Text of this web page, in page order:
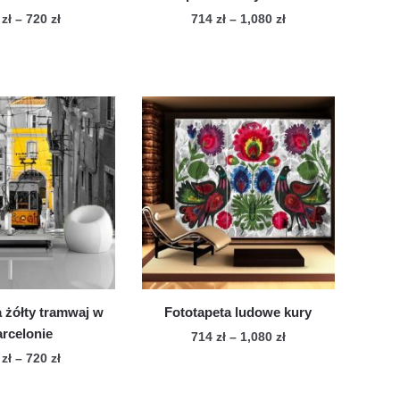
zł – 720złZakres
do
720 zł
ma
wiele
wariantów.
Opcje
można
wybrać
na
stronie
714 zł – 1,080 złZakres
do
1,080 zł
ma
wiele
wariantów.
Opcje
można
wybrać
na
stronie
produktu
żółty tramwaj w
zł – 720złZakres
Fototapeta ludowe kury
714 zł – 1,080 złZakres